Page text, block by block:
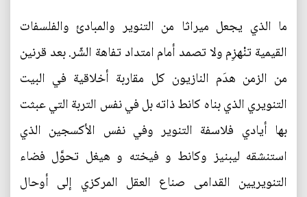
ما الذي يجعل ميراثا من التنوير والمبادئ والفلسفات
القيمية تنْهزِم ولا تصمد أمام امتداد تفاهة الشّر. بعد قرنين
من الزمن هدَم النازيون كل مقاربة أخلاقية في البيت
التنويري الذي بناه كانط ذاته بل في نفس التربة التي عبثت
بها أيادي فلاسفة التنوير وفي نفس الأكسجين الذي
استنشقه ليبنيز وكانط و فيخته و هيغل تحوَّل فضاء
التنويريين القدامى صناع العقل المركزي إلى أوحال